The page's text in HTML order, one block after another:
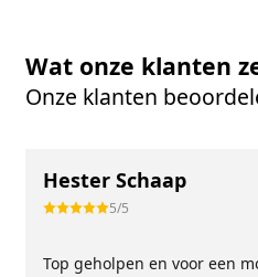
Wat onze klanten
Onze klanten
Hester Schaap
5/5
Top geholpen en voor een